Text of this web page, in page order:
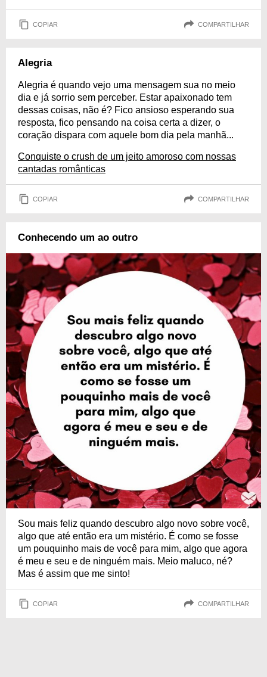
COPIAR COMPARTILHAR
Alegria
Alegria é quando vejo uma mensagem sua no meio
dia e já sorrio sem perceber. Estar apaixonado tem
dessas coisas, não é? Fico ansioso esperando sua
resposta, fico pensando na coisa certa a dizer, o
coração dispara com aquele bom dia pela manhã...
Conquiste o crush de um jeito amoroso com nossas
cantadas românticas
COPIAR COMPARTILHAR
Conhecendo um ao outro
Sou mais feliz quando descubro algo novo sobre você,
algo que até então era um mistério. É como se fosse
um pouquinho mais de você para mim, algo que agora
é meu e seu e de ninguém mais. Meio maluco, né?
Mas é assim que me sinto!
COPIAR COMPARTILHAR